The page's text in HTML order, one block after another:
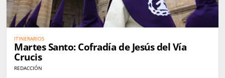
ITINERARIOS
Martes Santo: Cofradía de Jesús del Vía
Crucis
REDACCIÓN